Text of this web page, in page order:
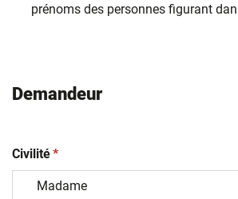
prénoms des personnes figurant
Demandeur
Civilité(obligatoire)
*